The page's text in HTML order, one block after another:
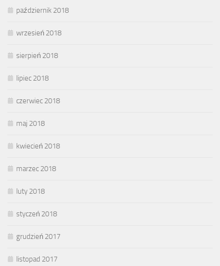
październik 2018
wrzesień 2018
sierpień 2018
lipiec 2018
czerwiec 2018
maj 2018
kwiecień 2018
marzec 2018
luty 2018
styczeń 2018
grudzień 2017
listopad 2017